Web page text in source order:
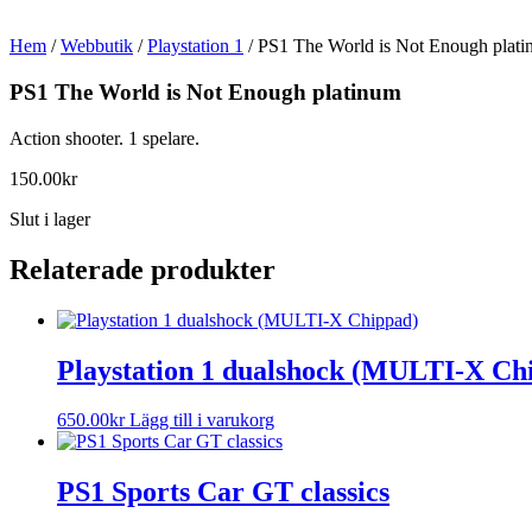
Hem /Webbutik /Playstation 1 / PS1 The World is Not Enough
PS1 The World is Not Enough platinum
Action shooter. 1 spelare.
150.00kr
Slut i lager
Relaterade produkter
Playstation 1 dualshock (MULTI-X
650.00kr Lägg till i varukorg
PS1 Sports Car GT classics